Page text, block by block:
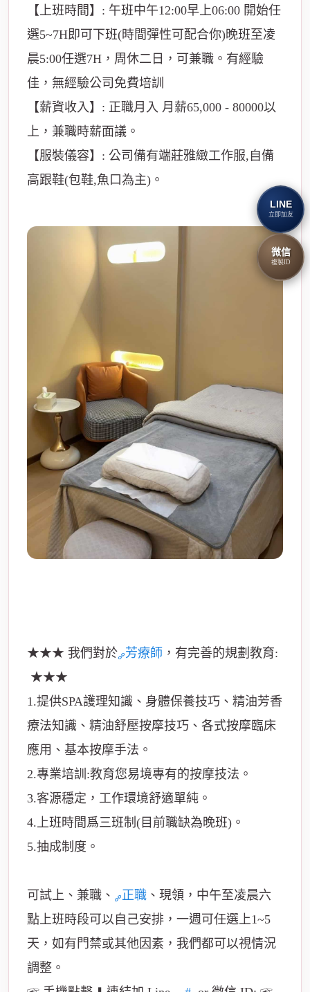
【上班時間】: 午班中午12:00早上06:00 開始任
選5~7H即可下班(時間彈性可配合你)晚班至凌
晨5:00任選7H，周休二日，可兼職。有經驗
佳，無經驗公司免費培訓
【薪資收入】: 正職月入 月薪65,000 - 80000以
上，兼職時薪面議。
【服裝儀容】: 公司備有端莊雅緻工作服,自備
高跟鞋(包鞋,魚口為主)。
★★★ 我們對於 芳療師 ，有完善的規劃教育:
★★★
1.提供SPA護理知識、身體保養技巧、精油芳香
療法知識、精油舒壓按摩技巧、各式按摩臨床
應用、基本按摩手法。
2.專業培訓:教育您易境專有的按摩技法。
3.客源穩定，工作環境舒適單純。
4.上班時間爲三班制(目前職缺為晚班)。
5.抽成制度。
可試上、兼職、 正職 、現領，中午至凌晨六
點上班時段可以自己安排，一週可任選上1~5
天，如有門禁或其他因素，我們都可以視情況
調整。
LINE
立即加友
微信
複製ID